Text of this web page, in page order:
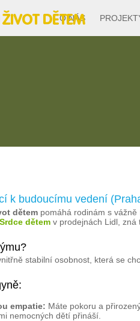
O NÁS
k budoucímu vedení
dětem pomáhá rodinám s
dětem v prodejnách Lidl,
stabilní osobnost, která se
empatie: Máte pokoru a
nemocných dětí přináší.